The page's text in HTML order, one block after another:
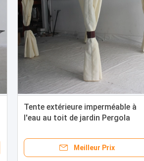
Tente extérieure imperméable à
l'eau au toit de jardin Pergola
en acier solide
Meilleur Prix